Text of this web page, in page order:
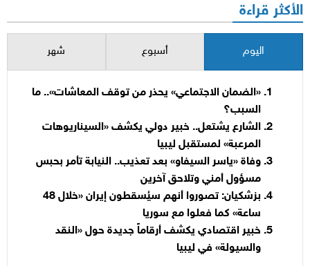
الأكثر قراءة
اليوم أسبوع شهر
«الضمان الاجتماعي» يحذر من توقف المعاشات».. ما
السبب؟
الشارع يشتعل.. خبير دولي يكشف «السيناريوهات
المرعبة» لمستقبل ليبيا
وفاة «ياسر السيفاو» بعد تعذيب.. النيابة تأمر بحبس
مسؤول أمني وتلاحق آخرين
بزشكيان: تصوروا أنهم سيُسقطون إيران «خلال 48
ساعة» كما فعلوا مع سوريا
خبير اقتصادي يكشف أرقاماً جديدة حول «النقد
والسيولة» في ليبيا